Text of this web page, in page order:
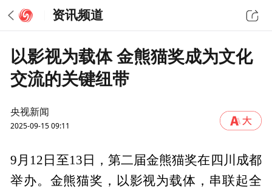
资讯频道
以影视为载体 金熊猫奖成为文化
交流的关键纽带
央视新闻
2025-09-15 09:11
9月12日至13日，第二届金熊猫奖在四川成都
举办。金熊猫奖，以影视为载体，串联起全